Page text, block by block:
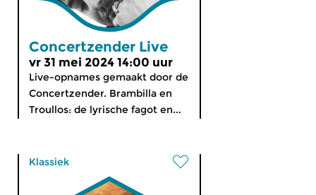
Concertzender Live
vr 31 mei 2024 14:00 uur
Live-opnames gemaakt door de
Concertzender. Brambilla en
Troullos: de lyrische fagot en...
Klassiek